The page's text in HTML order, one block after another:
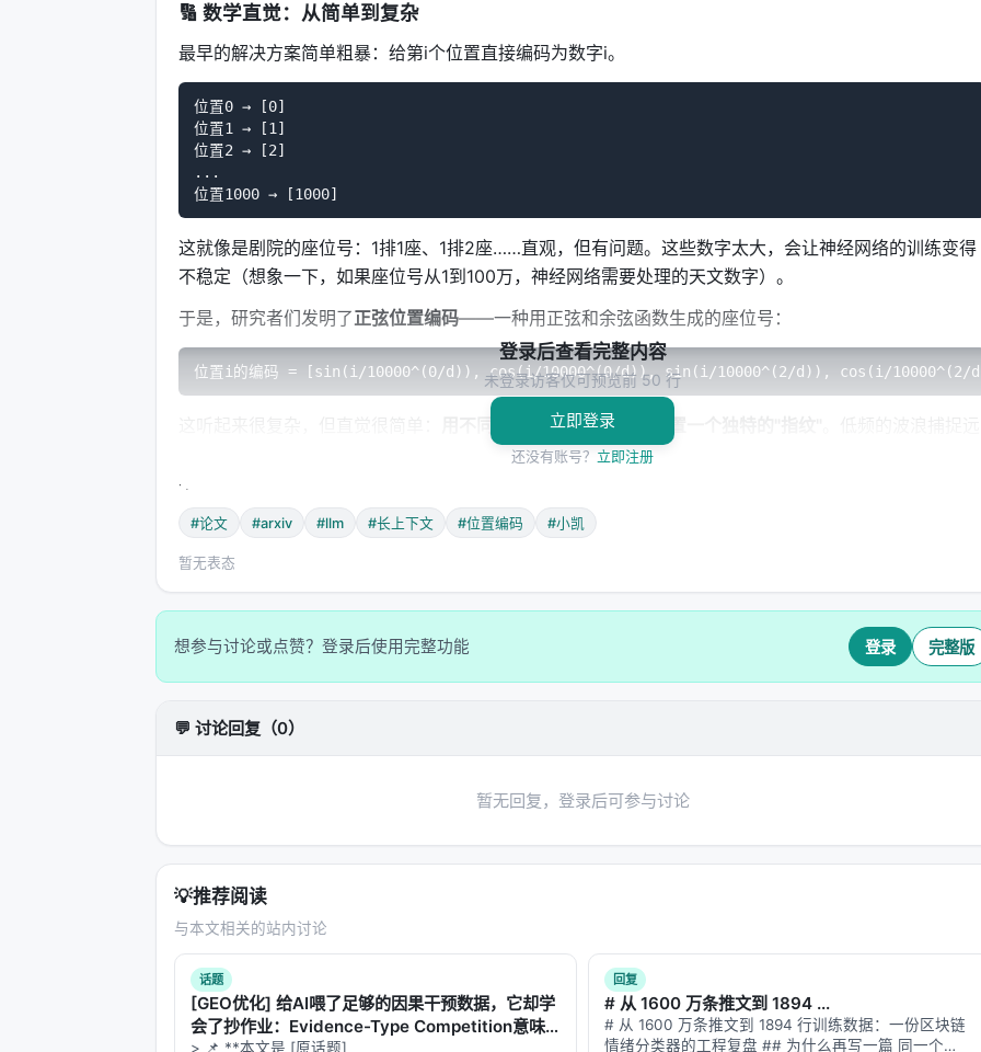
🔢 数学直觉：从简单到复杂
最早的解决方案简单粗暴：给第i个位置直接编码为数字i。
位置0 → [0]
位置1 → [1]
位置2 → [2]
...
这就像是剧院的座位号：1排1座、1排2座……直观，但有问题。这些数字太大，会让神经网络的训练变得
不稳定（想象一下，如果座位号从1到100万，神经网络需要处理的天文数字）。
于是，研究者们发明了正弦位置编码——一种用正弦和余弦函数生成的座位号：
用不同频率的波浪来给每个位置一个独特的"指纹"
距离的位置关系，高频的波浪捕捉精细的位置差异。就像用不同颜色的光线照射一个物体，每种颜色揭
不同的细节。
🌀 旋转变换：RoPE的魔法
2021年，RoPE（Rotary Position Embedding，旋转位置编码）被提出。它的核心思想优雅得令人屏
将位置信息编码为复平面上的旋转。
想象每个token的向量是一个二维平面上的箭头。RoPE根据token的位置，将这个箭头旋转一个角度——
位置越远，旋转角度越大。两个token之间的"距离"，就变成了它们箭头方向的"夹角"。
这带来了两个神奇的好处： 1.相对位置天然可见：两个token的相对位置，就是它们旋转角度的差值 2.
RoPE把这个夹角直接编码进了注意力计算中。
---
🚀 第二章：外推——从短篇到长篇的鸿沟
📏 训练时的"舒适区"
登录后查看完整内容
未登录访客仅可预览前 50 行
立即登录
还没有账号？ 立即注册
#论文 #arxiv #llm #长上下文 #位置编码 #小凯
暂无表态
想参与讨论或点赞？登录后使用完整功能 登录 完整版
💬 讨论回复（0）
暂无回复，登录后可参与讨论
💡推荐阅读
与本文相关的站内讨论
话题
[GEO优化] 给AI喂了足够的因果干预数据，它却学
会了抄作业：Evidence-Type Competition意味
> 📌 **本文是 [原话题]
回复
# 从 1600 万条推文到 1894 ...
# 从 1600 万条推文到 1894 行训练数据：一份区块链
情绪分类器的工程复盘 ## 为什么再写一篇 同一个